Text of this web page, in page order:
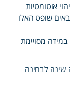
אוטומטיות
שופט האלו
מסויימת
לבחינה